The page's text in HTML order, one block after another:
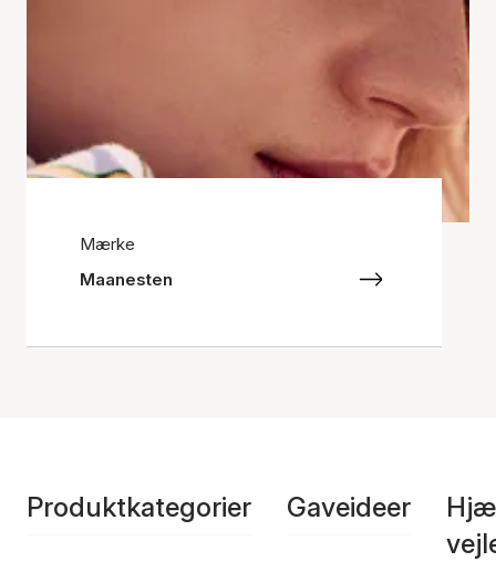
Mærke
Maanesten
Produktkategorier Gaveideer